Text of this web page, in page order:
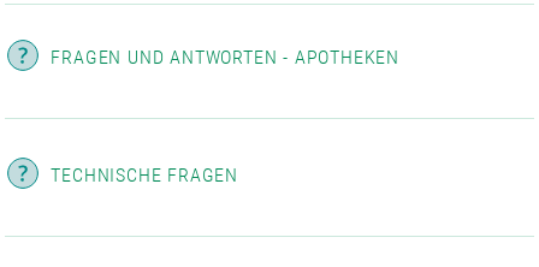
FRAGEN UND ANTWORTEN - APOTHEKEN
TECHNISCHE FRAGEN